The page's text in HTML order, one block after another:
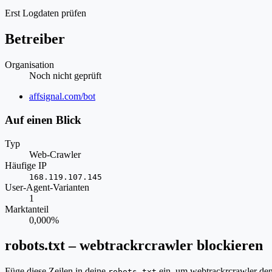
Erst Logdaten prüfen
Betreiber
Organisation
Noch nicht geprüft
Website
affsignal.com/bot
Auf einen Blick
Typ
Web-Crawler
Häufige IP
168.119.107.145
User-Agent-Varianten
1
Marktanteil
0,000%
robots.txt – webtrackrcrawler blockieren